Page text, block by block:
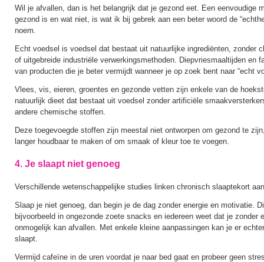
Wil je afvallen, dan is het belangrijk dat je gezond eet. Een eenvoudige
gezond is en wat niet, is wat ik bij gebrek aan een beter woord de
noem.
Echt voedsel is voedsel dat bestaat uit natuurlijke ingrediënten, zonder
of uitgebreide industriële verwerkingsmethoden. Diepvriesmaaltijden en
van producten die je beter vermijdt wanneer je op zoek bent naar “echt
Vlees, vis, eieren, groentes en gezonde vetten zijn enkele van de
natuurlijk dieet dat bestaat uit voedsel zonder artificiële
andere chemische stoffen.
Deze toegevoegde stoffen zijn meestal niet ontworpen om gezond te
langer houdbaar te maken of om smaak of kleur toe te voegen.
4. Je slaapt niet genoeg
Verschillende wetenschappelijke studies linken chronisch slaaptekort
Slaap je niet genoeg, dan begin je de dag zonder energie en motivatie.
bijvoorbeeld in ongezonde zoete snacks en iedereen weet dat je zonder
onmogelijk kan afvallen. Met enkele kleine aanpassingen kan je er
slaapt.
Vermijd cafeïne in de uren voordat je naar bed gaat en probeer geen